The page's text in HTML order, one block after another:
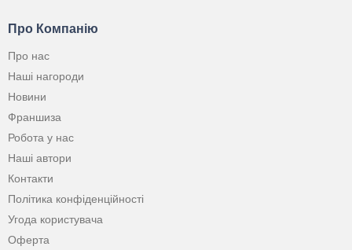
Про Компанію
Про нас
Наші нагороди
Новини
Франшиза
Робота у нас
Наші автори
Контакти
Політика конфіденційності
Угода користувача
Оферта